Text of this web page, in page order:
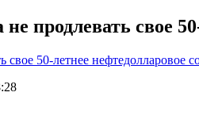
не продлевать